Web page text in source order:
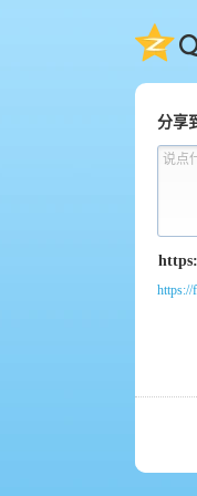
QQ
分享
说点
https://